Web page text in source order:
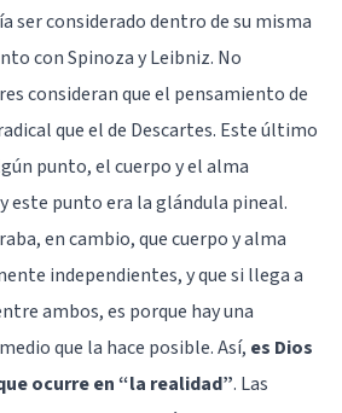
ser considerado dentro de su misma
con Spinoza y Leibniz. No
consideran que el pensamiento de
que el de Descartes. Este último
punto, el cuerpo y el alma
este punto era laglándula pineal.
en cambio, que cuerpo y alma
independientes, y que si llega a
ambos, es porque hay una
que la hace posible. Así, es Dios
ocurre en “la realidad”. Las